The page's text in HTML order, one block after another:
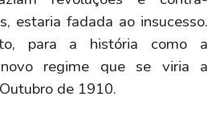
estaria fadada ao insucesso.
para a história como a
regime que se viria a
de 1910.